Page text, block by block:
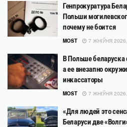
Генпрокуратура
Польши
почему не боится
MOST 7 ЖНІЎНЯ
В Польше беларуска
а ее внезапно
инкассаторы
MOST 7 ЖНІЎНЯ
«Для людей это
Беларуси две